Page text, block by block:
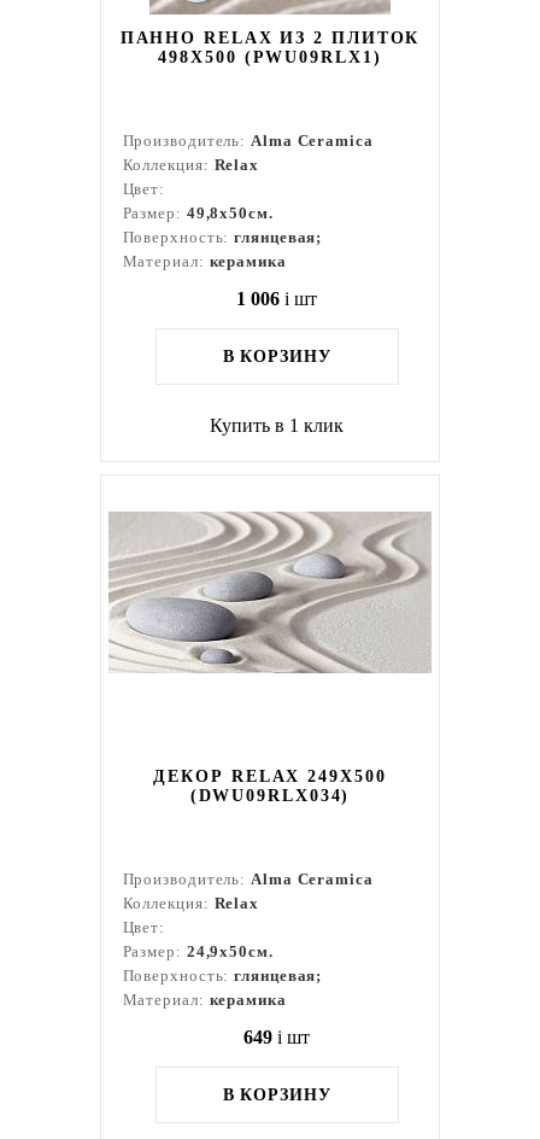
ПАННО RELAX ИЗ 2 ПЛИТОК
498X500 (PWU09RLX1)
Производитель:Alma Ceramica
Коллекция: Relax
Цвет:
Размер: 49,8x50см.
Поверхность:глянцевая;
Материал: керамика
1 006 i шт
В КОРЗИНУ
Купить в 1 клик
ДЕКОР RELAX 249X500
(DWU09RLX034)
Производитель:Alma Ceramica
Коллекция: Relax
Цвет:
Размер: 24,9x50см.
Поверхность:глянцевая;
Материал: керамика
649 i шт
В КОРЗИНУ